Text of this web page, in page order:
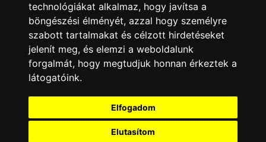
Minden jog fenntartva © 2008 - 2026
A csatornák a műsorváltoztatás jogát
fenntartják! A portál üzemeltetője semmiféle
technológiákat alkalmaz, hogy javítsa a
böngészési élményét, azzal hogy személyre
szabott tartalmakat és célzott hirdetéseket
jelenít meg, és elemzi a weboldalunk
forgalmát, hogy megtudjuk honnan érkeztek a
látogatóink.
Elfogadom
Elutasítom